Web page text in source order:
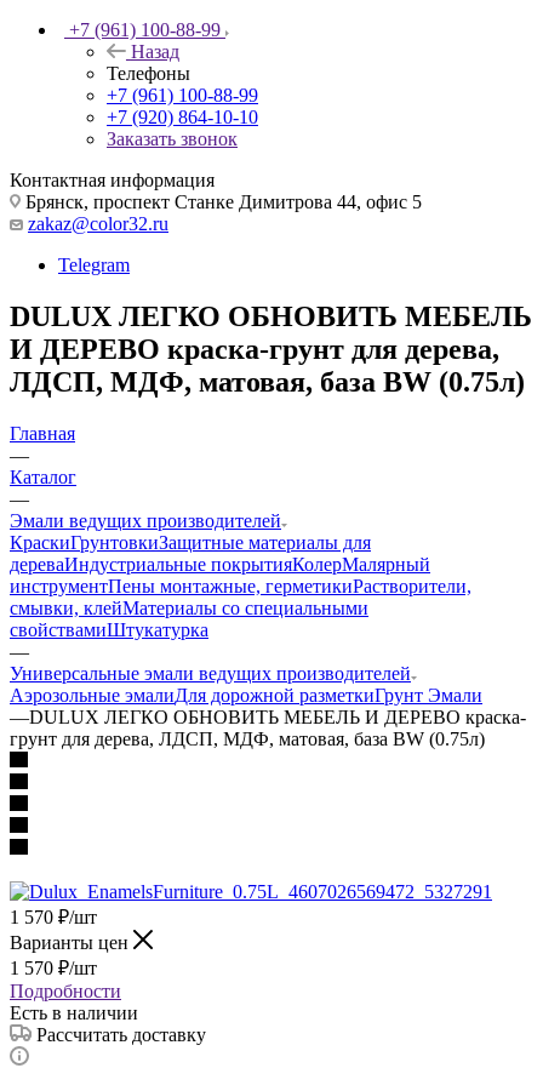
+7 (961) 100-88-99
Назад
Телефоны
+7 (961) 100-88-99
+7 (920) 864-10-10
Заказать звонок
Контактная информация
Брянск, проспект Станке Димитрова 44, офис 5
zakaz@color32.ru
Telegram
DULUX ЛЕГКО ОБНОВИТЬ МЕБЕЛЬ
И ДЕРЕВО краска-грунт для дерева,
ЛДСП, МДФ, матовая, база BW (0.75л)
Главная
—
Каталог
—
Эмали ведущих производителей
КраскиГрунтовкиЗащитные материалы для
дереваИндустриальные покрытияКолерМалярный
инструментПены монтажные, герметикиРастворители,
смывки, клейМатериалы со специальными
свойствамиШтукатурка
—
Универсальные эмали ведущих производителей
Аэрозольные эмалиДля дорожной разметкиГрунт Эмали
—DULUX ЛЕГКО ОБНОВИТЬ МЕБЕЛЬ И ДЕРЕВО краска-
грунт для дерева, ЛДСП, МДФ, матовая, база BW (0.75л)
1 570 ₽/шт
Варианты цен
1 570 ₽/шт
Подробности
Есть в наличии
Рассчитать доставку